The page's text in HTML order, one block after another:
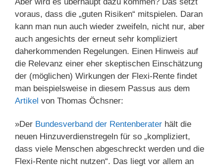
voraus, dass die „guten Risiken“ mitspielen. Daran
kann man nun auch wieder zweifeln, nicht nur, aber
auch angesichts der erneut sehr kompliziert
daherkommenden Regelungen. Einen Hinweis auf
die Relevanz einer eher skeptischen Einschätzung
der (möglichen) Wirkungen der Flexi-Rente findet
man beispielsweise in diesem Passus aus dem
Artikel von Thomas Öchsner:
»Der Bundesverband der Rentenberater hält die
neuen Hinzuverdienstregeln für so „kompliziert,
dass viele Menschen abgeschreckt werden und die
Flexi-Rente nicht nutzen“. Das liegt vor allem an